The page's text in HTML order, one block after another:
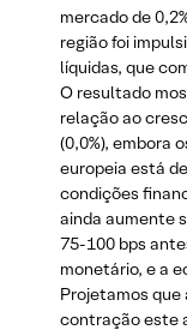
mercado de
região foi
líquidas, que
O resultado
relação ao
(0,0%), embora
europeia está
condições
ainda aumente
75-100 bps
monetário, e a
Projetamos que
contração este